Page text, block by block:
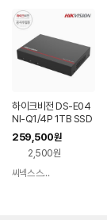
하이크비전 DS-E04
NI-Q1/4P 1TB SSD
내장 POE NVR CCT
V 녹화기
259,500원
2,500원
씨넥스 스토어